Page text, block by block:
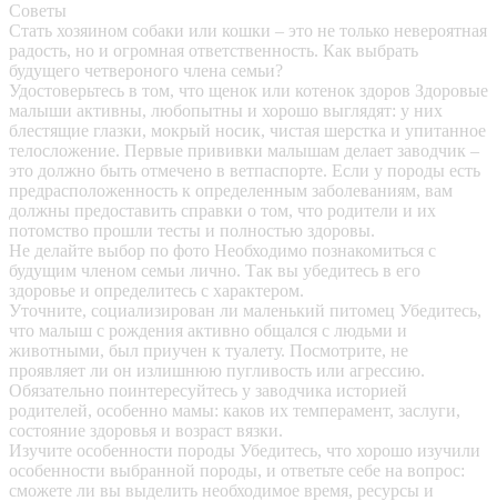
Советы
Стать хозяином собаки или кошки – это не только невероятная
радость, но и огромная ответственность. Как выбрать
будущего четвероного члена семьи?
Удостоверьтесь в том, что щенок или котенок здоров Здоровые
малыши активны, любопытны и хорошо выглядят: у них
блестящие глазки, мокрый носик, чистая шерстка и упитанное
телосложение. Первые прививки малышам делает заводчик –
это должно быть отмечено в ветпаспорте. Если у породы есть
предрасположенность к определенным заболеваниям, вам
должны предоставить справки о том, что родители и их
потомство прошли тесты и полностью здоровы.
Не делайте выбор по фото Необходимо познакомиться с
будущим членом семьи лично. Так вы убедитесь в его
здоровье и определитесь с характером.
Уточните, социализирован ли маленький питомец Убедитесь,
что малыш с рождения активно общался с людьми и
животными, был приучен к туалету. Посмотрите, не
проявляет ли он излишнюю пугливость или агрессию.
Обязательно поинтересуйтесь у заводчика историей
родителей, особенно мамы: каков их темперамент, заслуги,
состояние здоровья и возраст вязки.
Изучите особенности породы Убедитесь, что хорошо изучили
особенности выбранной породы, и ответьте себе на вопрос:
сможете ли вы выделить необходимое время, ресурсы и